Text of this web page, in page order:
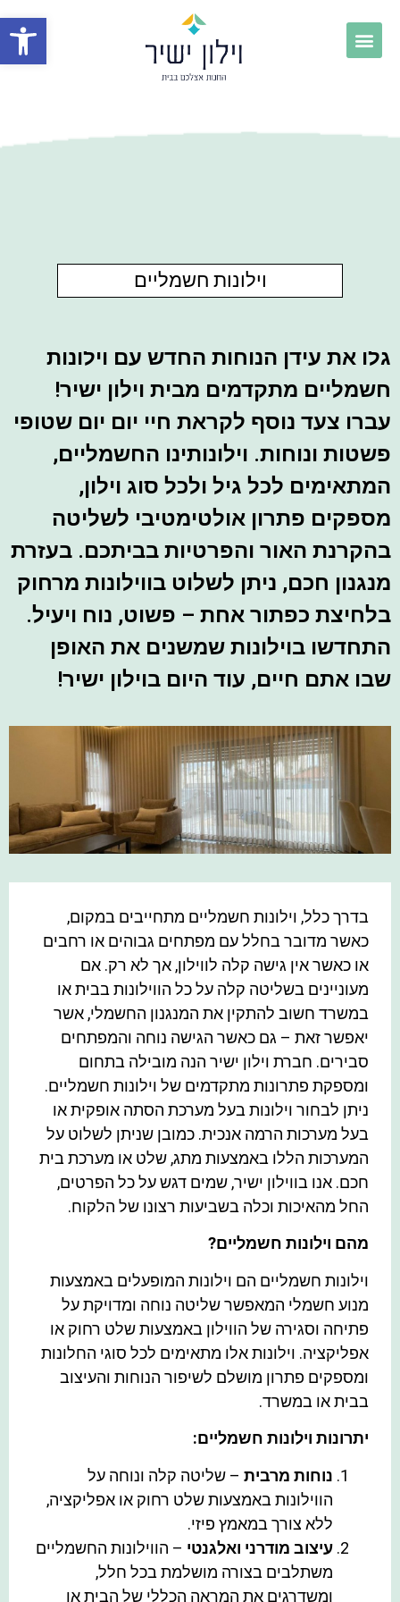
וילונות חשמליים
גלו את עידן הנוחות החדש עם וילונות
חשמליים מתקדמים מבית וילון ישיר!
עברו צעד נוסף לקראת חיי יום יום שטופי
פשטות ונוחות. וילונותינו החשמליים,
המתאימים לכל גיל ולכל סוג וילון,
מספקים פתרון אולטימטיבי לשליטה
בהקרנת האור והפרטיות בביתכם. בעזרת
מנגנון חכם, ניתן לשלוט בווילונות מרחוק
בלחיצת כפתור אחת – פשוט, נוח ויעיל.
התחדשו בוילונות שמשנים את האופן
שבו אתם חיים, עוד היום בוילון ישיר!
בדרך כלל, וילונות חשמליים מתחייבים במקום,
כאשר מדובר בחלל עם מפתחים גבוהים או רחבים
או כאשר אין גישה קלה לווילון, אך לא רק. אם
מעוניינים בשליטה קלה על כל הווילונות בבית או
במשרד חשוב להתקין את המנגנון החשמלי, אשר
יאפשר זאת – גם כאשר הגישה נוחה והמפתחים
סבירים. חברת וילון ישיר הנה מובילה בתחום
ומספקת פתרונות מתקדמים של וילונות חשמליים.
ניתן לבחור וילונות בעל מערכת הסתה אופקית או
בעל מערכות הרמה אנכית. כמובן שניתן לשלוט על
המערכות הללו באמצעות מתג, שלט או מערכת בית
חכם. אנו בווילון ישיר, שמים דגש על כל הפרטים,
החל מהאיכות וכלה בשביעות רצונו של הלקוח.
מהם וילונות חשמליים?
וילונות חשמליים הם וילונות המופעלים באמצעות
מנוע חשמלי המאפשר שליטה נוחה ומדויקת על
פתיחה וסגירה של הווילון באמצעות שלט רחוק או
אפליקציה. וילונות אלו מתאימים לכל סוגי החלונות
ומספקים פתרון מושלם לשיפור הנוחות והעיצוב
בבית או במשרד.
יתרונות וילונות חשמליים:
נוחות מרבית – שליטה קלה ונוחה על
הווילונות באמצעות שלט רחוק או אפליקציה,
ללא צורך במאמץ פיזי.
עיצוב מודרני ואלגנטי – הווילונות החשמליים
משתלבים בצורה מושלמת בכל חלל,
ומשדרגים את המראה הכללי של הבית או